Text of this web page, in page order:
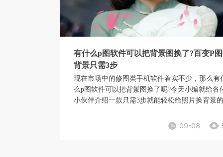
有什么p图软件可以把背景图换了?百变P
背景只需3步
现在市场中的修图类手机软件着实不少，那么有
么p图软件可以把背景图换了呢?今天小编就给各
小伙伴介绍一款只需3步就能轻松给照片换背景
09-08